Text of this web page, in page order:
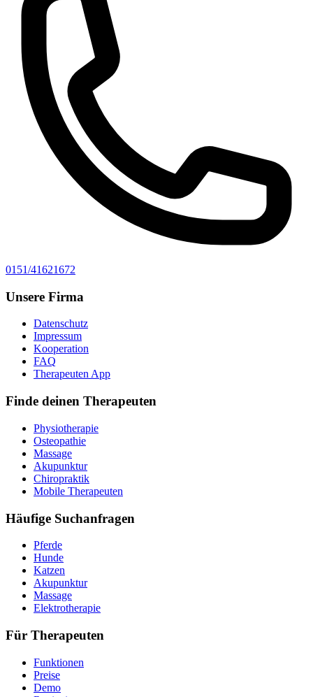
0151/41621672
Unsere Firma
Datenschutz
Impressum
Kooperation
FAQ
Therapeuten App
Finde deinen Therapeuten
Physiotherapie
Osteopathie
Massage
Akupunktur
Chiropraktik
Mobile Therapeuten
Häufige Suchanfragen
Pferde
Hunde
Katzen
Akupunktur
Massage
Elektrotherapie
Für Therapeuten
Funktionen
Preise
Demo